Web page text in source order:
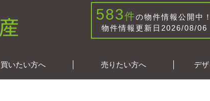
583件の物件情報公開中！
物件情報更新日2026/08/06
買いたい方へ 売りたい方へ デ